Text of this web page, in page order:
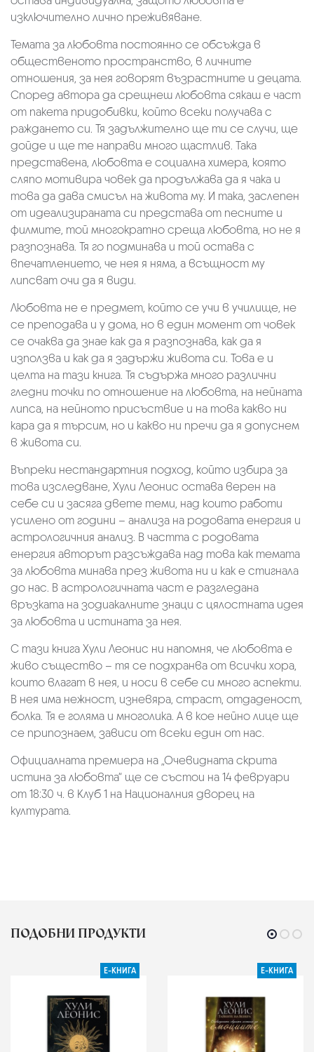
изключително лично преживяване.
Темата за любовта постоянно се обсъжда в
общественото пространство, в личните
отношения, за нея говорят възрастните и децата.
Според автора да срещнеш любовта сякаш е част
от пакета придобивки, който всеки получава с
раждането си. Тя задължително ще ти се случи, ще
дойде и ще те направи много щастлив. Така
представена, любовта е социална химера, която
сляпо мотивира човек да продължава да я чака и
това да дава смисъл на живота му. И така, заслепен
от идеализираната си представа от песните и
филмите, той многократно среща любовта, но не я
разпознава. Тя го подминава и той остава с
впечатлението, че нея я няма, а всъщност му
липсват очи да я види.
Любовта не е предмет, който се учи в училище, не
се преподава и у дома, но в един момент от човек
се очаква да знае как да я разпознава, как да я
използва и как да я задържи живота си. Това е и
целта на тази книга. Тя съдържа много различни
гледни точки по отношение на любовта, на нейната
липса, на нейното присъствие и на това какво ни
кара да я търсим, но и какво ни пречи да я допуснем
в живота си.
Въпреки нестандартния подход, който избира за
това изследване, Хули Леонис остава верен на
себе си и засяга двете теми, над които работи
усилено от години – анализа на родовата енергия и
астрологичния анализ. В частта с родовата
енергия авторът разсъждава над това как темата
за любовта минава през живота ни и как е стигнала
до нас. В астрологичната част е разгледана
връзката на зодиакалните знаци с цялостната идея
за любовта и истината за нея.
С тази книга Хули Леонис ни напомня, че любовта е
живо същество – тя се подхранва от всички хора,
които влагат в нея, и носи в себе си много аспекти.
В нея има нежност, изневяра, страст, отдаденост,
болка. Тя е голяма и многолика. А в кое нейно лице ще
се припознаем, зависи от всеки един от нас.
Официалната премиера на „Очевидната скрита
истина за любовта“ ще се състои на 14 февруари
от 18:30 ч. в Клуб 1 на Националния дворец на
културата.
ПОДОБНИ ПРОДУКТИ
Е-КНИГА Е-КНИГА